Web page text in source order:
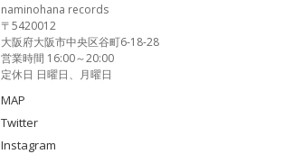
naminohana records
〒5420012
大阪府大阪市中央区谷町6-18-28
営業時間 16:00～20:00
定休日 日曜日、月曜日
MAP
Twitter
Instagram